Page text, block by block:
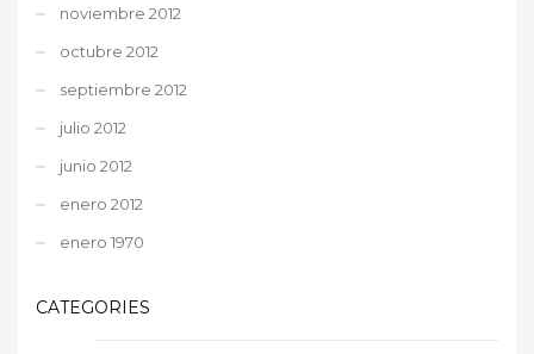
noviembre 2012
octubre 2012
septiembre 2012
julio 2012
junio 2012
enero 2012
enero 1970
CATEGORIES